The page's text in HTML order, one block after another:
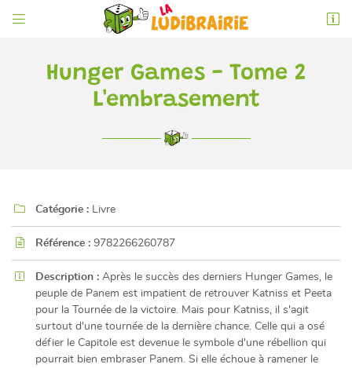
 
05 49 52 83 74
 Adresse email de réception
En cochant cette case, vous consentez à recevoir nos propositions commerciales à
l'adresse email indiqué ci-dessus. Vous pouvez vous désinscrire à tout moment en
utilisant le formulaire de désinscription.
INSCRIPTION
Hunger Games - Tome 2
L'embrasement
 Catégorie : Livre
 Référence : 9782266260787
 Description : Après le succès des derniers Hunger Games, le
peuple de Panem est impatient de retrouver Katniss et Peeta
pour la Tournée de la victoire. Mais pour Katniss, il s'agit
surtout d'une tournée de la dernière chance. Celle qui a osé
défier le Capitole est devenue le symbole d'une rébellion qui
pourrait bien embraser Panem. Si elle échoue à ramener le